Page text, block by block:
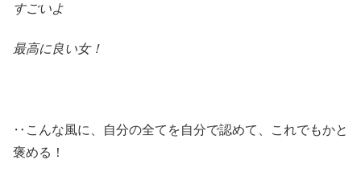
すごいよ
最高に良い女！
‥こんな風に、自分の全てを自分で認めて、これでもかと
褒める！